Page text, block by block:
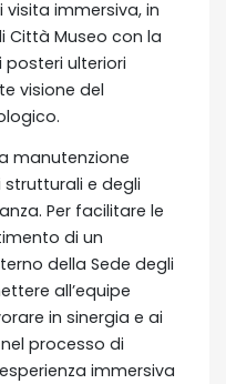
immersiva, in
Città Museo con la
ulteriori
visione del
manutenzione
e degli
Per facilitare le
di un
della Sede degli
all’equipe
in sinergia e ai
processo di
immersiva